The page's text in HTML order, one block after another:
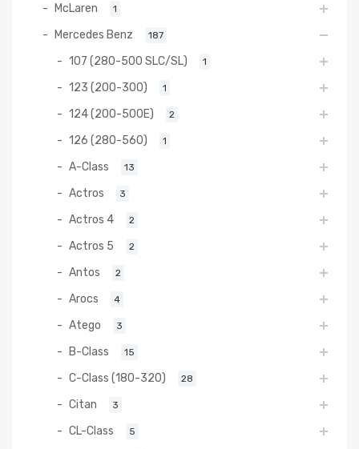
McLaren 1
Mercedes Benz 187
107 (280-500 SLC/SL) 1
123 (200-300) 1
124 (200-500E) 2
126 (280-560) 1
A-Class 13
Actros 3
Actros 4 2
Actros 5 2
Antos 2
Arocs 4
Atego 3
B-Class 15
C-Class (180-320) 28
Citan 3
CL-Class 5